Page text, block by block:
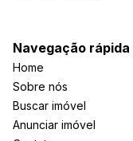
Navegação rápida
Home
Sobre nós
Buscar imóvel
Anunciar imóvel